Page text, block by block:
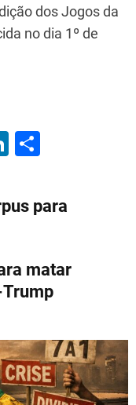
dos Jogos da
no dia 1º de
Li
e
n
e
para
matar